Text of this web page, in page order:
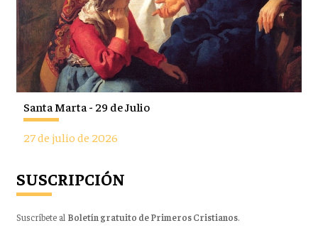
Santa Marta - 29 de Julio
27 de julio de 2026
SUSCRIPCIÓN
Suscríbete al Boletín gratuito de Primeros Cristianos.